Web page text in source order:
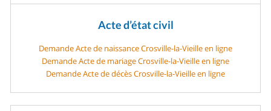
Acte d’état civil
Demande Acte de naissance Crosville-la-Vieille en ligne
Demande Acte de mariage Crosville-la-Vieille en ligne
Demande Acte de décès Crosville-la-Vieille en ligne